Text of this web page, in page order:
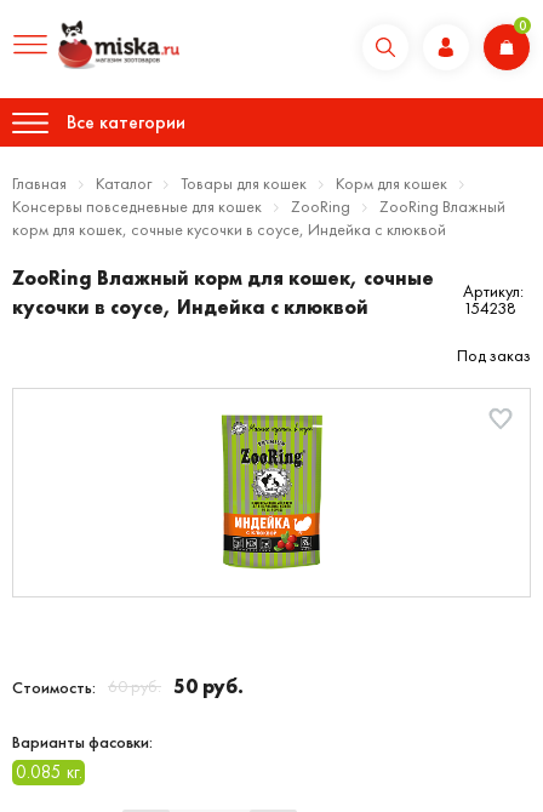
0
Все категории
Главная Каталог Товары для кошек
Корм для кошек
Консервы повседневные для кошек
ZooRing
ZooRing Влажный
корм для кошек, сочные кусочки в соусе, Индейка с клюквой
ZooRing Влажный корм для кошек, сочные
кусочки в соусе, Индейка с клюквой
Артикул:
154238
Под заказ
Стоимость: 60 руб. 50 руб.
Варианты фасовки:
0.085 кг.